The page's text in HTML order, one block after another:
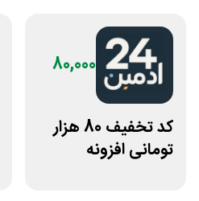
80,000
کد تخفیف 80 هزار
تومانی افزونه